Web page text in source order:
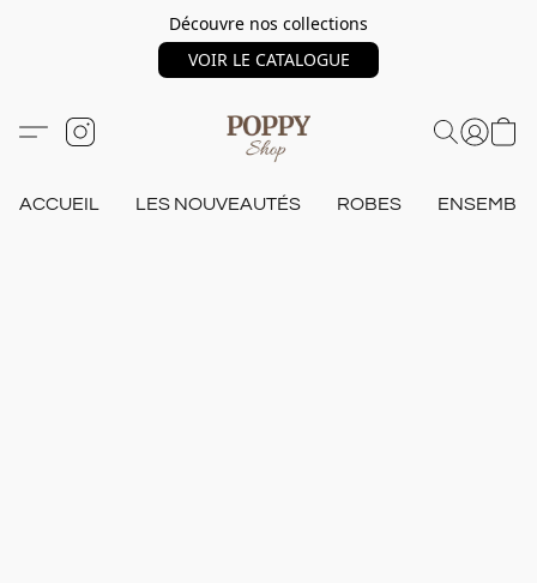
Découvre nos collections
VOIR LE CATALOGUE
ACCUEIL LES NOUVEAUTÉS ROBES